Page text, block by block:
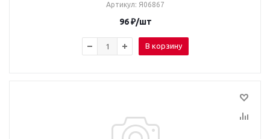
Артикул: Я06867
96₽/шт
В корзину